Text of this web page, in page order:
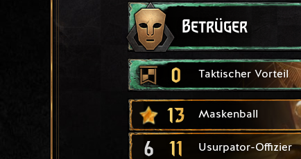
Betrüger
0 Taktischer Vorteil
13 Maskenball
6 11 Usurpator-Offizier